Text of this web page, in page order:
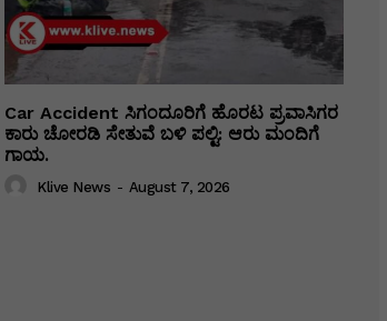
Car Accident ಸಿಗಂದೂರಿಗೆ ಹೊರಟ ಪ್ರವಾಸಿಗರ
ಕಾರು ಚೋರಡಿ ಸೇತುವೆ ಬಳಿ ಪಲ್ಟಿ: ಆರು ಮಂದಿಗೆ
ಗಾಯ.
Klive News - August 7, 2026